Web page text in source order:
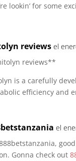
lookin’ for some
reviews el
reviews**
is a carefully
efficiency and
el
Gonna check out